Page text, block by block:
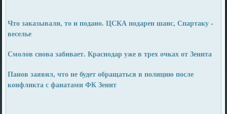
Что заказывали, то и подано. ЦСКА подарен шанс, Спартаку -
веселье
Смолов снова забивает. Краснодар уже в трех очках от Зенита
Панов заявил, что не будет обращаться в полицию после
конфликта с фанатами ФК Зенит